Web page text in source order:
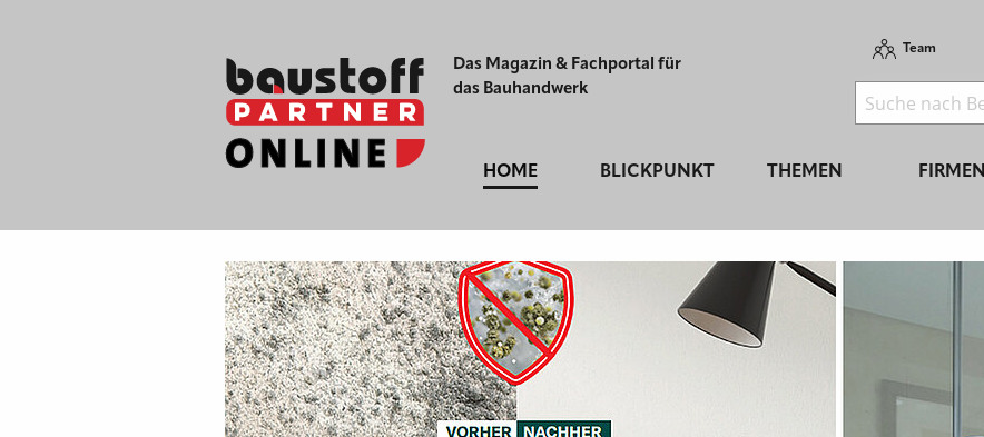
Das Magazin & Fachportal für
das Bauhandwerk
Team
HOME BLICKPUNKT THEMEN FIRMEN